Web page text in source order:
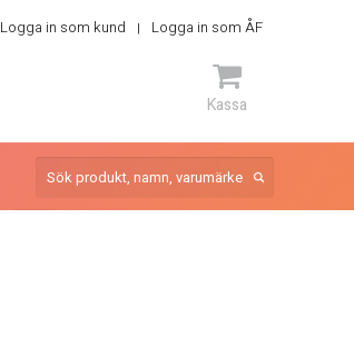
Logga in som kund Logga in som ÅF
Kassa
ARTIKEL